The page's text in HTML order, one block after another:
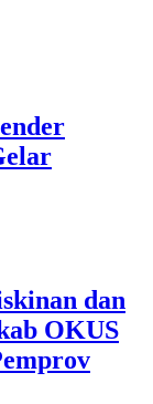
dan
OKUS